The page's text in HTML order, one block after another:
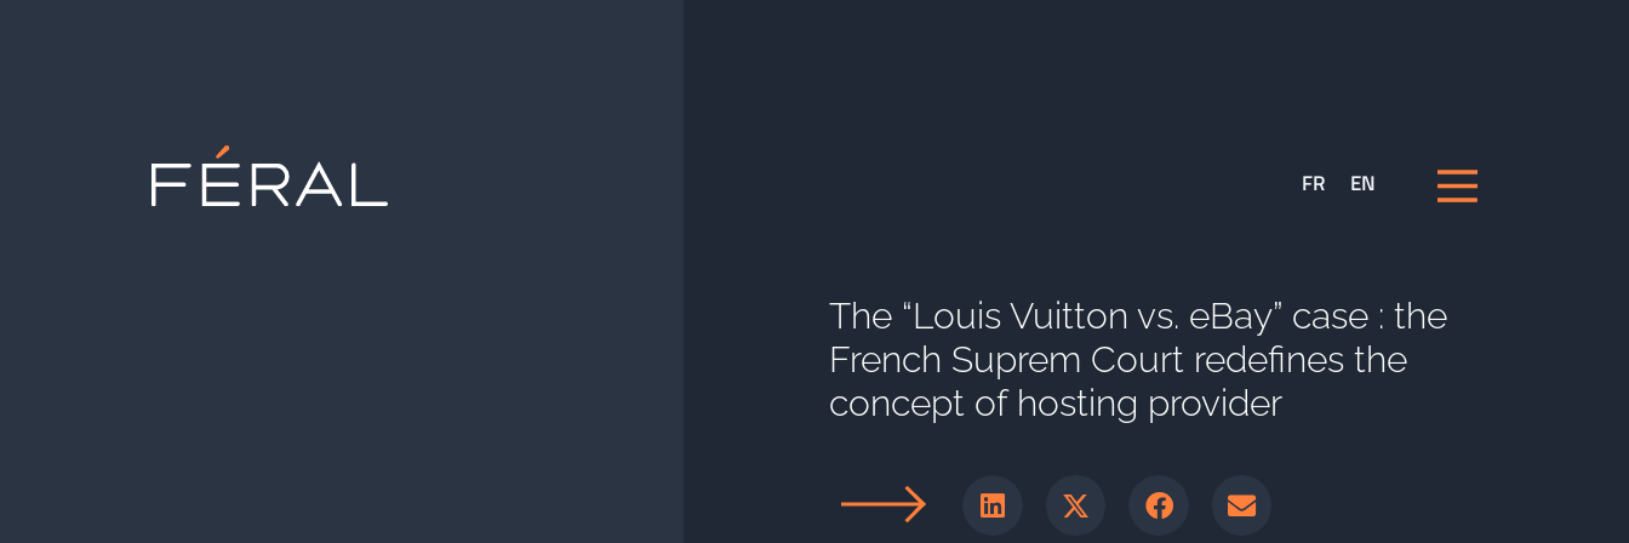
FR EN
The “Louis Vuitton vs. eBay” case : the
French Suprem Court redefines the
concept of hosting provider